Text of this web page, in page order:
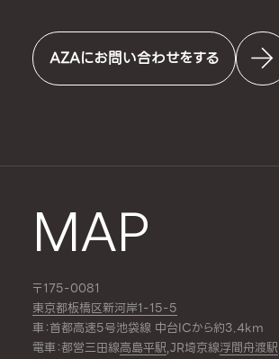
AZAにお問い合わせをする
MAP
〒175-0081
東京都板橋区新河岸1-15-5
車：首都高速5号池袋線 中台ICから約3.4km
電車：都営三田線高島平駅,JR埼京線浮間舟渡駅